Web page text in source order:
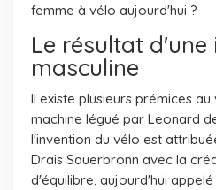
femme à vélo aujourd'hui ?
Le résultat d'une
masculine
Il existe plusieurs prémices
machine légué par Leonard
l'invention du vélo est
Drais Sauerbronn avec la
d'équilibre, aujourd'hui appelé